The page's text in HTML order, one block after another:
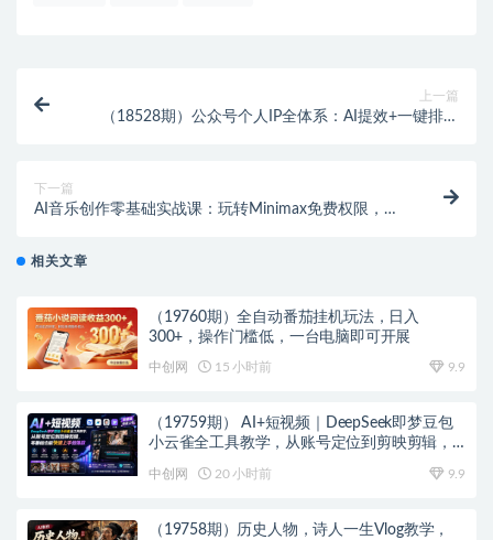
上一篇
（18528期）公众号个人IP全体系：AI提效+一键排版
下一篇
AI音乐创作零基础实战课：玩转Minimax免费权限，零
相关文章
（19760期）全自动番茄挂机玩法，日入
300+，操作门槛低，一台电脑即可开展
中创网 15 小时前 9.9
（19759期） AI+短视频｜DeepSeek即梦豆包
小云雀全工具教学，从账号定位到剪映剪辑，
中创网 20 小时前 9.9
（19758期）历史人物，诗人一生Vlog教学，